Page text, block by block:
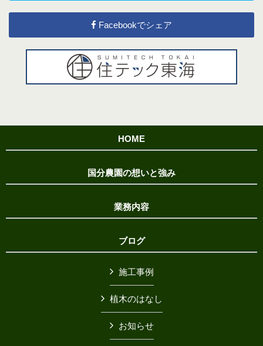
Facebookでシェア
HOME
国分農園の想いと強み
業務内容
ブログ
施工事例
植木のはなし
お知らせ